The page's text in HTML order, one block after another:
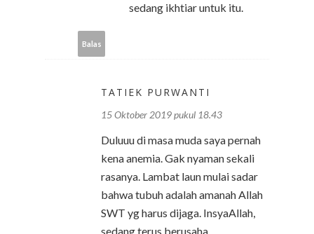
sedang ikhtiar untuk itu.
Balas
TATIEK PURWANTI
15 Oktober 2019 pukul 18.43
Duluuu di masa muda saya pernah
kena anemia. Gak nyaman sekali
rasanya. Lambat laun mulai sadar
bahwa tubuh adalah amanah Allah
SWT yg harus dijaga. InsyaAllah,
sedang terus berusaha